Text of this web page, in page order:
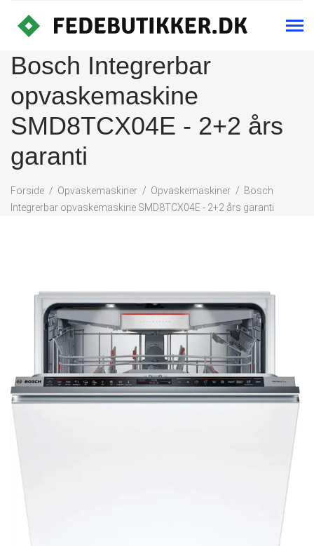
Bosch Integrerbar
opvaskemaskine
SMD8TCX04E - 2+2 års
garanti
Forside Opvaskemaskiner Opvaskemaskiner
Bosch
Integrerbar opvaskemaskine SMD8TCX04E - 2+2 års garanti